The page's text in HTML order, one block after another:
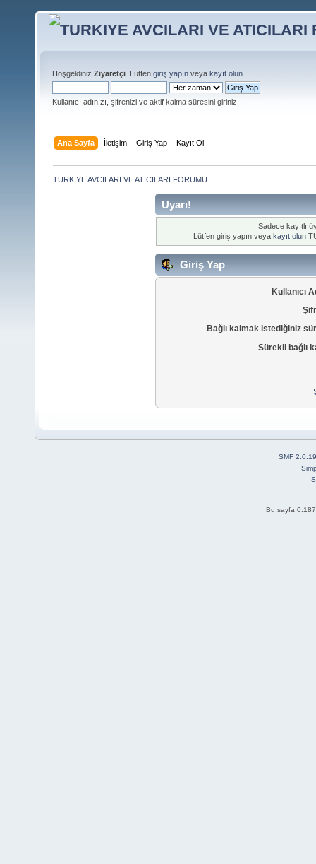
Hoşgeldiniz Ziyaretçi . Lütfen giriş yapın veya kayıt olun
Kullanıcı adınızı, şifrenizi ve aktif kalma süresini giriniz
Ana Sayfa İletişim Giriş Yap Kayıt Ol
TURKIYE AVCILARI VE ATICILARI FORUMU
Uyarı!
Sadece kayıtlı
Lütfen giriş yapın veya kayıt olun
Giriş Yap
Kullanıcı
Bağlı kalmak istediğiniz
Sürekli bağlı
SMF 2.0.19
Bu sayfa